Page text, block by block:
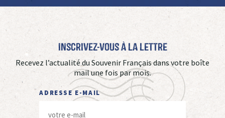
Inscrivez-vous à La Lettre
Recevez l’actualité du Souvenir Français dans votre boîte
mail une fois par mois.
ADRESSE E-MAIL